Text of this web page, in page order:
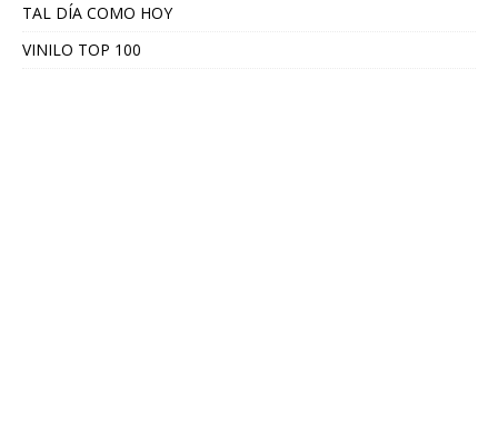
TAL DÍA COMO HOY
VINILO TOP 100